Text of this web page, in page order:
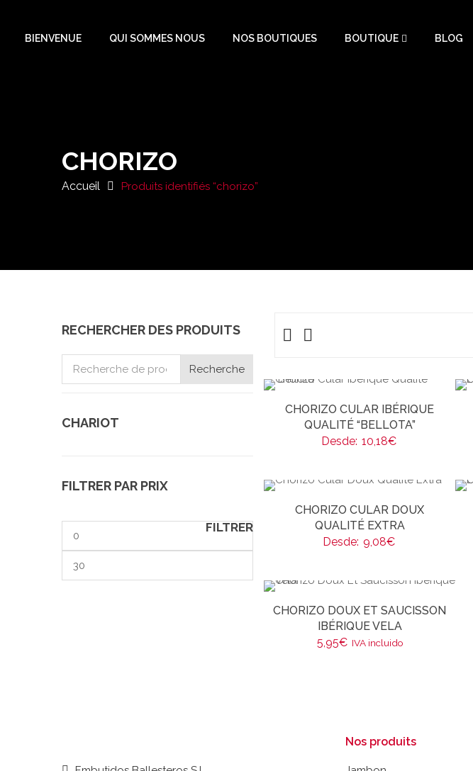
BIENVENUE QUI SOMMES NOUS NOS BOUTIQUES BOUTIQUE BLOG
CHORIZO
Accueil Produits identifiés “chorizo”
RECHERCHER DES PRODUITS
Recherche
CHARIOT
FILTRER PAR PRIX
max
FILTRER
CHORIZO CULAR IBÉRIQUE
QUALITÉ “BELLOTA”
Desde: 10,18€
CHORIZO CULAR DOUX
QUALITÉ EXTRA
Desde: 9,08€
CHORIZO DOUX ET SAUCISSON
IBÉRIQUE VELA
5,95€ IVA incluido
Nos produits